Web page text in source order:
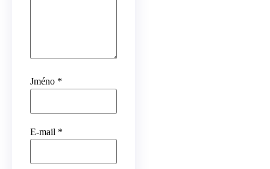
Jméno *
E-mail *